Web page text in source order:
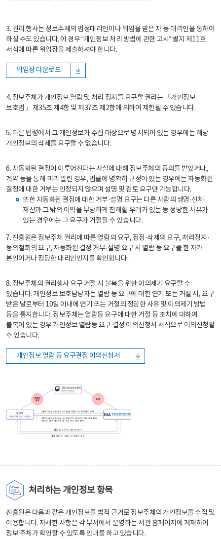
3. 권리 행사는 정보주체의 법정대리인이나 위임을 받은 자 등 대리인을 통하여
하실 수도 있습니다. 이 경우 “개인정보 처리 방법에 관한 고시” 별지 제11호
서식에 따른 위임장을 제출하셔야 합니다.
위임장 다운로드
4. 정보주체가 개인정보 열람 및 처리 정지를 요구할 권리는 「개인정보
보호법」 제35조 제4항 및 제37조 제2항에 의하여 제한될 수 있습니다.
5. 다른 법령에서 그 개인정보가 수집 대상으로 명시되어 있는 경우에는 해당
개인정보의 삭제를 요구할 수 없습니다.
6. 자동화된 결정이 이루어진다는 사실에 대해 정보주체의 동의를 받았거나,
계약 등을 통해 미리 알린 경우, 법률에 명확히 규정이 있는 경우에는 자동화된
결정에 대한 거부는 인정되지 않으며 설명 및 검토 요구만 가능합니다.
또한 자동화된 결정에 대한 거부·설명 요구는 다른 사람의 생명·신체·
재산과 그 밖의 이익을 부당하게 침해할 우려가 있는 등 정당한 사유가
있는 경우에는 그 요구가 거절될 수 있습니다.
7. 진흥원은 정보주체 권리에 따른 열람의 요구, 정정·삭제의 요구, 처리정지·
동의철회의 요구, 자동화된 결정 거부·설명 요구 시 열람 등 요구를 한 자가
본인이거나 정당한 대리인인지를 확인합니다.
8. 정보주체의 권리행사 요구 거절 시 불복을 위한 이의제기 요구할 수
있습니다. 개인정보 보호담당자는 열람 등 요구에 대한 연기 또는 거절 시, 요구
받은 날로부터 10일 이내에 연기 또는 거절의 정당한 사유 및 이의제기 방법
등을 통지합니다. 정보주체는 열람등 요구에 대한 거절 등 조치에 대하여
불복이 있는 경우 개인정보 열람등 요구 결정 이의신청서 서식으로 이의신청할
수 있습니다.
개인정보 열람 등 요구결정 이의신청서
처리하는 개인정보 항목
진흥원은 다음과 같은 개인정보를 법적 근거로 정보주체의 개인정보를 수집 및
이용합니다. 자세한 사항은 각 부서에서 운영하는 서관 홈페이지에 게재하여
정보 주체가 확인할 수 있도록 안내를 하고 있습니다.